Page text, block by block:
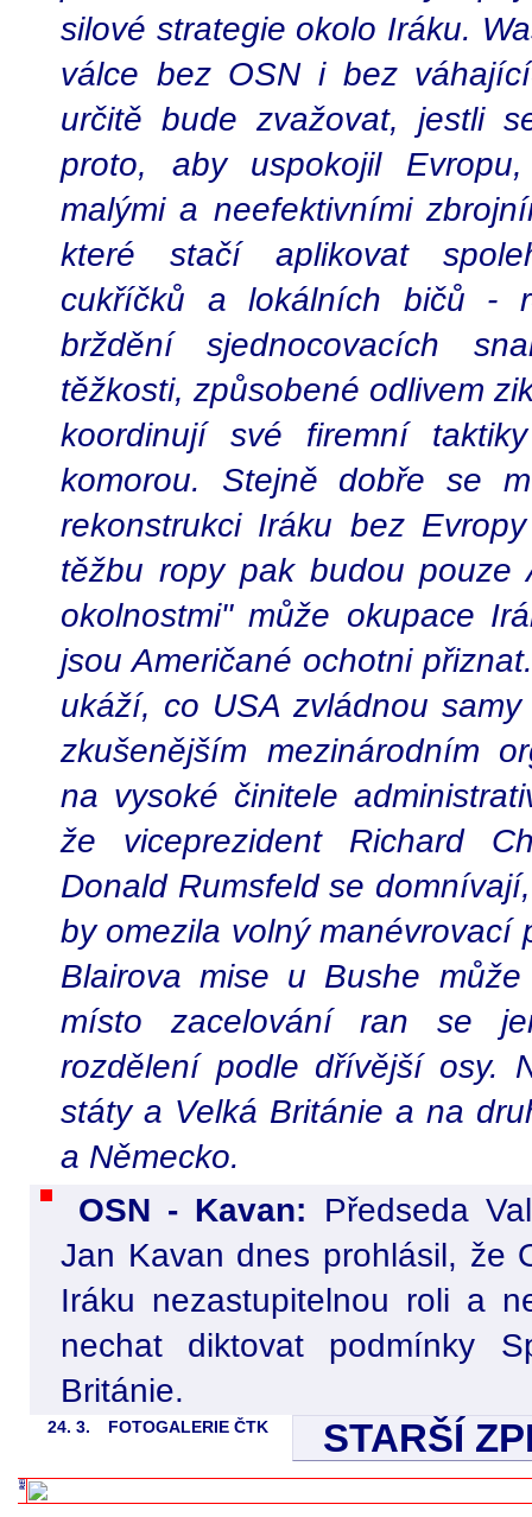
silové strategie okolo Iráku.
válce bez OSN i bez
určitě bude zvažovat, jestli
proto, aby uspokojil
malými a neefektivními
které stačí aplikovat
cukříčků a lokálních bičů -
brždění sjednocovacích
těžkosti, způsobené odlivem
koordinují své firemní
komorou. Stejně dobře se
rekonstrukci Iráku bez
těžbu ropy pak budou pouze
okolnostmi" může okupace
jsou Američané ochotni
ukáží, co USA zvládnou
zkušenějším mezinárodním
na vysoké činitele
že viceprezident Richard
Donald Rumsfeld se
by omezila volný manévrovací
Blairova mise u Bushe
místo zacelování ran se
rozdělení podle dřívější osy.
státy a Velká Británie a na
a Německo.
OSN - Kavan: Předseda
Jan Kavan dnes prohlásil, že
Iráku nezastupitelnou roli a
nechat diktovat podmínky
Británie.
24. 3. STARŠÍ
FOTOGALERIE ČTK